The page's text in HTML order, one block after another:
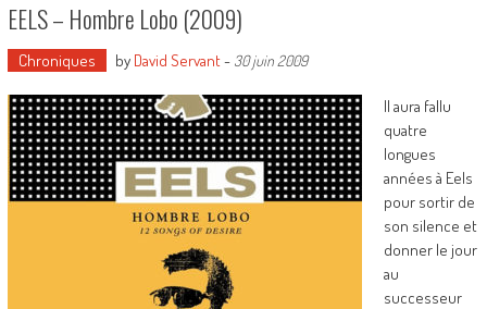
EELS – Hombre Lobo (2009)
Chroniques by David Servant- 30 juin 2009
Il aura fallu
quatre
longues
années à Eels
pour sortir de
son silence et
donner le jour
au
successeur